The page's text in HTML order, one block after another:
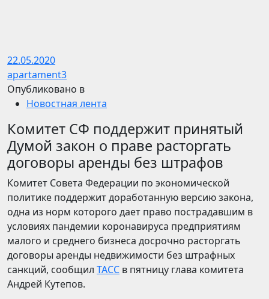
22.05.2020
apartament3
Опубликовано в
Новостная лента
Комитет СФ поддержит принятый
Думой закон о праве расторгать
договоры аренды без штрафов
Комитет Совета Федерации по экономической
политике поддержит доработанную версию закона,
одна из норм которого дает право пострадавшим в
условиях пандемии коронавируса предприятиям
малого и среднего бизнеса досрочно расторгать
договоры аренды недвижимости без штрафных
санкций, сообщил ТАСС в пятницу глава комитета
Андрей Кутепов.